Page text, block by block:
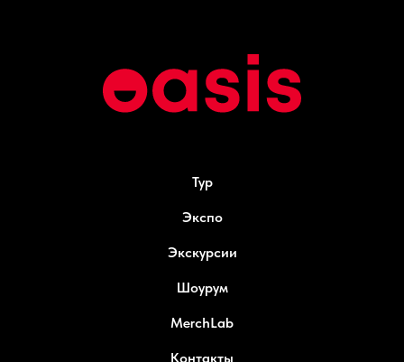
Тур
Экспо
Экскурсии
Шоурум
MerchLab
Контакты